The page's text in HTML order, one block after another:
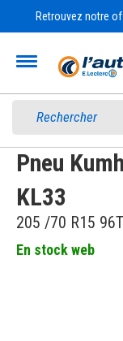
Retrouvez notre
Pneu
KL33
205 /70 R15 96T
En stock web